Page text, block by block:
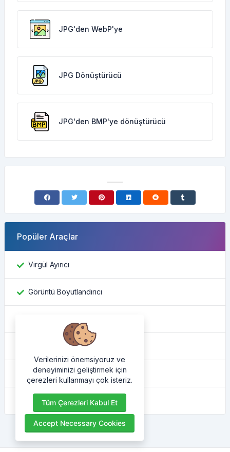
JPG'den WebP'ye
JPG Dönüştürücü
JPG'den BMP'ye dönüştürücü
Popüler Araçlar
Virgül Ayırıcı
Görüntü Boyutlandırıcı
Renk Dönüştürücü
IP adresim nedir
HTML güzelleştirici
Verilerinizi önemsiyoruz ve
deneyiminizi geliştirmek için
çerezleri kullanmayı çok isteriz.
Tüm Çerezleri Kabul Et
Accept Necessary Cookies